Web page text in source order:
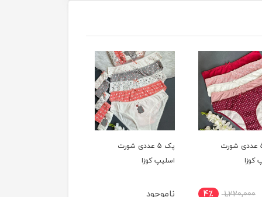
پک 5 عددی شورت
کوزا
1,220,000 4٪
پک 5 عددی شورت
اسلیپ کوزا
ناموجود